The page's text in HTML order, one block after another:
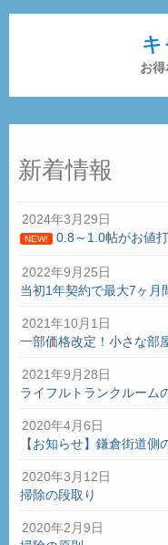
キ
お得
新着情報
2024年3月29日
NEW! 0.8～1.0帖がお値
2022年9月25日
当初1年契約で最大7ヶ月
2021年10月1日
一部価格改定！小さな部
2021年9月28日
ライフルトランクルーム
2020年4月6日
【お知らせ】鎌倉街道側
2020年3月12日
掃除の段取り
2020年2月9日